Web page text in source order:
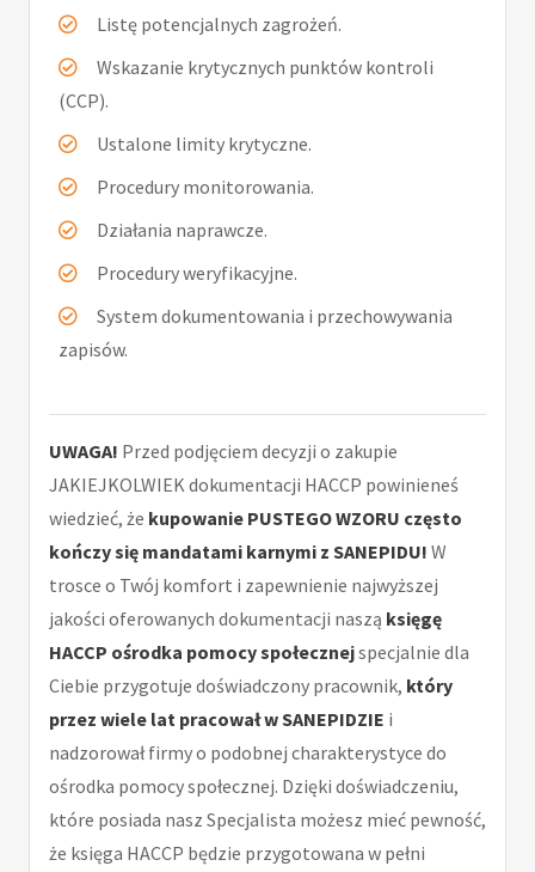
Listę potencjalnych zagrożeń.
Wskazanie krytycznych punktów kontroli
(CCP).
Ustalone limity krytyczne.
Procedury monitorowania.
Działania naprawcze.
Procedury weryfikacyjne.
System dokumentowania i przechowywania
zapisów.
UWAGA! Przed podjęciem decyzji o zakupie
JAKIEJKOLWIEK dokumentacji HACCP powinieneś
wiedzieć, że kupowanie PUSTEGO WZORU często
kończy się mandatami karnymi z SANEPIDU! W
trosce o Twój komfort i zapewnienie najwyższej
jakości oferowanych dokumentacji naszą księgę
HACCP ośrodka pomocy społecznejspecjalnie dla
Ciebie przygotuje doświadczony pracownik, który
przez wiele lat pracował w SANEPIDZIE i
nadzorował firmy o podobnej charakterystyce do
ośrodka pomocy społecznej. Dzięki doświadczeniu,
które posiada nasz Specjalista możesz mieć pewność,
że księga HACCP będzie przygotowana w pełni